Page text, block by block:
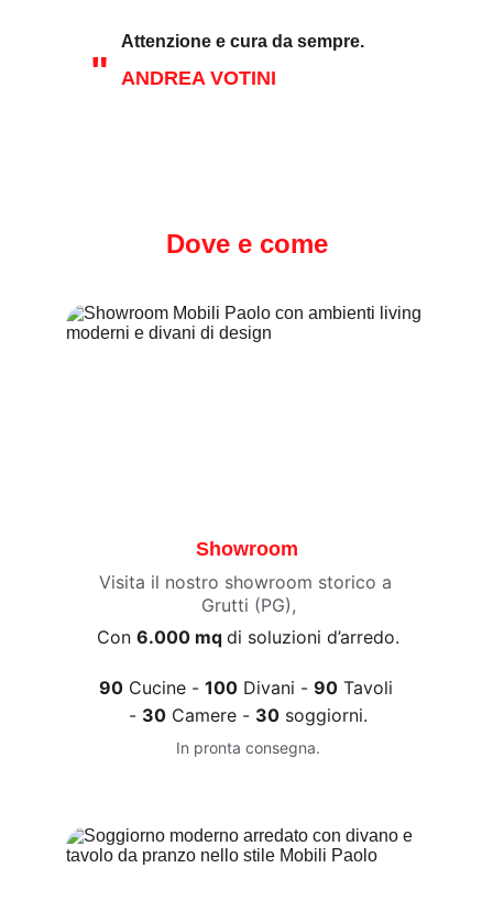
ANDREA VOTINI
Attenzione e cura da sempre.
"
Dove e come
Showroom
Visita il nostro showroom storico a
Grutti (PG),
Con 6.000 mq di soluzioni d’arredo.
90 Cucine - 100 Divani - 90 Tavoli
- 30 Camere - 30 soggiorni.
In pronta consegna.